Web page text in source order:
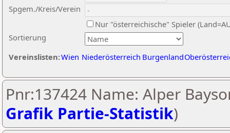
Sortierung
Spgem./Kreis/Verein
Nur "österreichische" Spieler
Vereinslisten:Wien Niederösterreich Burgenland
Pnr:137424 Name: Alper
Grafik Partie-Statistik)